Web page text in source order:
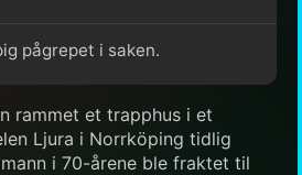
pågrepet i saken.
rammet et trapphus i et
Ljura i Norrköping tidlig
i 70-årene ble fraktet til